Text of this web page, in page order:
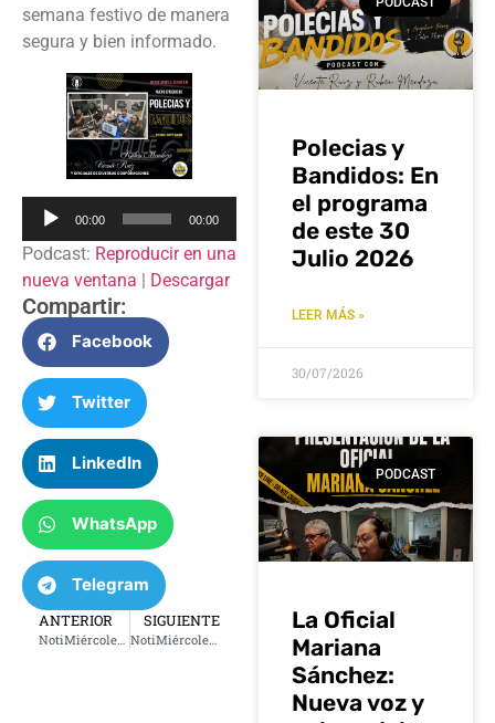
semana festivo de manera
segura y bien informado.
Reproductor
audio
00:00 00:00
Podcast: Reproducir en una
nueva ventana | Descargar
Compartir:
Facebook
Twitter
LinkedIn
WhatsApp
Telegram
ANTERIOR SIGUIENTE
NotiMiércoles 22 de mayo 2025
Polecias y
Bandidos: En
el programa
de este 30
Julio 2026
LEER MÁS »
30/07/2026
PODCAST
La Oficial
Mariana
Sánchez:
Nueva voz y